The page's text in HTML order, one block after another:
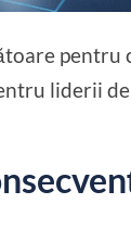
pentru
liderii